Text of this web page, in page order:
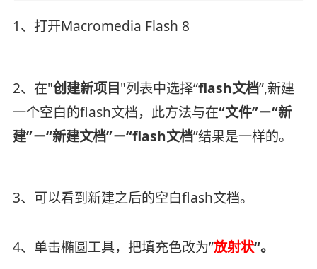
1、打开Macromedia Flash 8
2、在"创建新项目"列表中选择“flash文档”,新建
一个空白的flash文档，此方法与在“文件”－“新
建”－“新建文档”－“flash文档”结果是一样的。
3、可以看到新建之后的空白flash文档。
4、单击椭圆工具，把填充色改为”放射状“。